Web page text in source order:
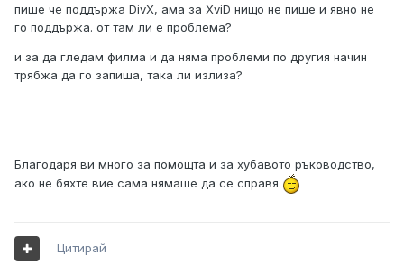
пише че поддържа DivX, ама за XviD нищо не пише и явно не
го поддържа. от там ли е проблема?
и за да гледам филма и да няма проблеми по другия начин
трябжа да го запиша, така ли излиза?
Благодаря ви много за помощта и за хубавото ръководство,
ако не бяхте вие сама нямаше да се справя
Цитирай